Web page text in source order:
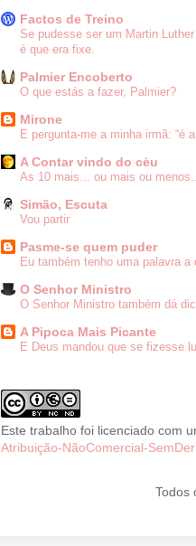
Factos de Treino
Se pudesse ser um Martin
é que era fixe.
Palmier Encoberto
O que estás a fazer, Palmier?
Mirone
E pergunta-me a minha irmã: “é
A Contar vindo do cėu
As 10 mais... ou mais ou
Simão, Escuta
Vou partir
Pasme-se quem puder
Eu também tenho uma palavra
O Senhor Ministro
O Senhor Ministro também dá
A Pipoca Mais Picante
E Deus mandou que se fizesse
Este trabalho foi licenciado com
Atribuição-NãoComercial-
Todos